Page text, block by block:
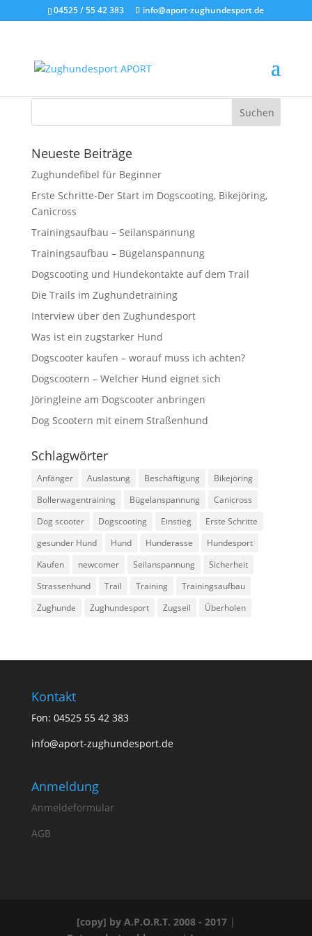
04525 / 55 42 383 info@aport-zughundesport.de
Neueste Beiträge
Zughundefibel für Beginner
Erste Schritte-Der Start im Dogscooting, Bikejöring,
Canicross
Trainingsaufbau – Seilanspannung
Trainingsaufbau – Bügelanspannung
Dogscooting und Hundekontakte auf dem Trail
Die Trails im Zughundetraining
Interview über den Zughundesport
Was ist ein zugstarker Hund
Dogscooter kaufen – worauf muss ich achten?
Dogscootern – Welcher Hund eignet sich
Jöringleine am Dogscooter anbringen
Dog Scootern mit einem Straßenhund
Schlagwörter
Anfänger Auslastung Beschäftigung
Bikejöring
Bollerwagentraining
Bügelanspannung
Canicross
Dog scooter
Dogscooting Einstieg
Erste Schritte
gesunder Hund
Hund Hunderasse
Hundesport
Kaufen
newcomer Seilanspannung
Sicherheit
Strassenhund
Trail Training
Trainingsaufbau
Zughunde
Zughundesport Zugseil Überholen
Kontakt
Fon: 04525 55 42 383
info@aport-zughundesport.de
Anmeldung
Anmeldeformular
AGB
[copy] by A.P.O.R.T. 2008 - 2017|